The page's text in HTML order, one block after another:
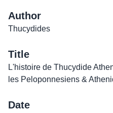
Author
Thucydides
Title
L'histoire de Thucydide
les Peloponnesiens &
Date